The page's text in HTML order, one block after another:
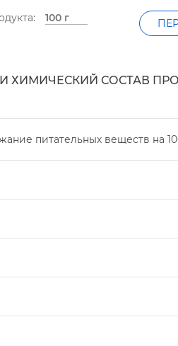
ХИМИЧЕСКИЙ СОСТАВ
питательных веществ на